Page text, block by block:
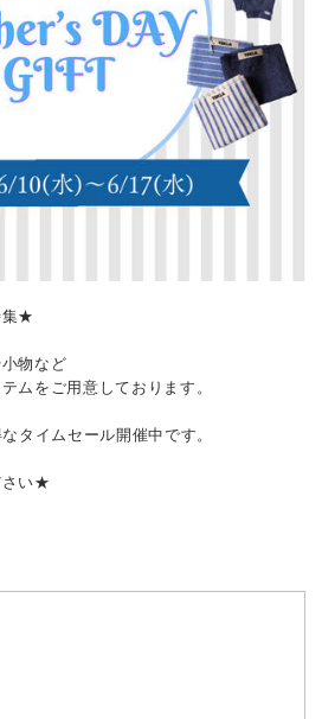
集★
物など
ムをご用意しております。
タイムセール開催中です。
さい★